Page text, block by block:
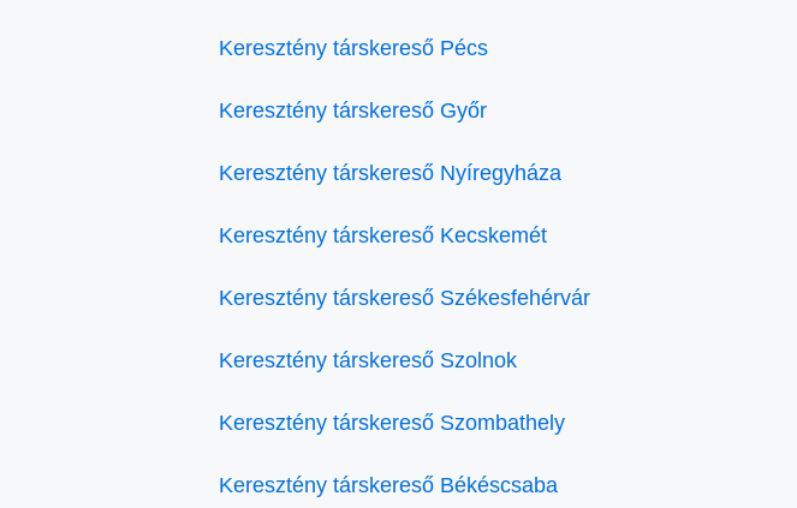
Keresztény társkereső Pécs
Keresztény társkereső Győr
Keresztény társkereső Nyíregyháza
Keresztény társkereső Kecskemét
Keresztény társkereső Székesfehérvár
Keresztény társkereső Szolnok
Keresztény társkereső Szombathely
Keresztény társkereső Békéscsaba